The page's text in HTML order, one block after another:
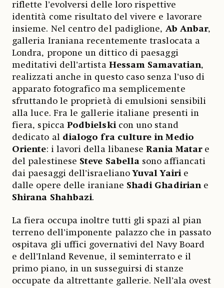
riflette l’evolversi delle loro rispettive
identità come risultato del vivere e lavorare
insieme. Nel centro del padiglione, Ab Anbar,
galleria Iraniana recentemente traslocata a
Londra, propone un dittico di paesaggi
meditativi dell’artista Hessam Samavatian,
realizzati anche in questo caso senza l’uso di
apparato fotografico ma semplicemente
sfruttando le proprietà di emulsioni sensibili
alla luce. Fra le gallerie italiane presenti in
fiera, spicca Podbielskicon uno stand
dedicato al dialogo fra culture in Medio
Oriente: i lavori della libaneseRania Matare
del palestinese Steve Sabella sono affiancati
dai paesaggi dell’israelianoYuval Yairi e
dalle opere delle iraniane Shadi Ghadiriane
Shirana Shahbazi.
La fiera occupa inoltre tutti gli spazi al pian
terreno dell’imponente palazzo che in passato
ospitava gli uffici governativi del Navy Board
e dell’Inland Revenue, il seminterrato e il
primo piano, in un susseguirsi di stanze
occupate da altrettante gallerie. Nell’ala ovest